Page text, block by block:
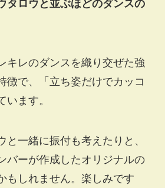
タロウと並ぶほどのダンスの
キレのダンスを織り交ぜた強
徴で、「立ち姿だけでカッコ
います。
と一緒に振付も考えたりと、
バーが作成したオリジナルの
もしれません。楽しみです